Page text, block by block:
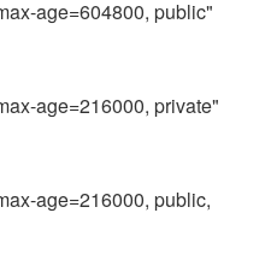
age=604800, public"
age=216000, private"
age=216000, public,